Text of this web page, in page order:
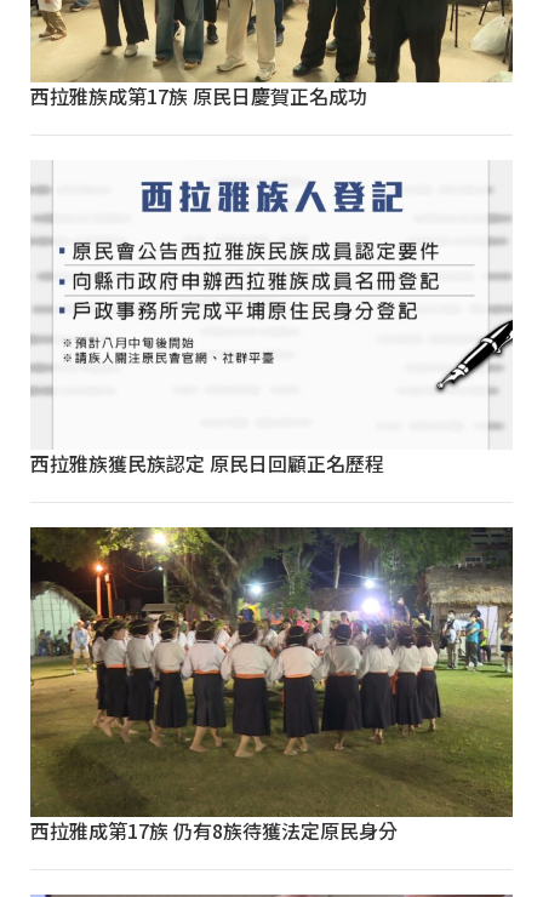
西拉雅族成第17族 原民日慶賀正名成功
西拉雅族獲民族認定 原民日回顧正名歷程
西拉雅成第17族 仍有8族待獲法定原民身分